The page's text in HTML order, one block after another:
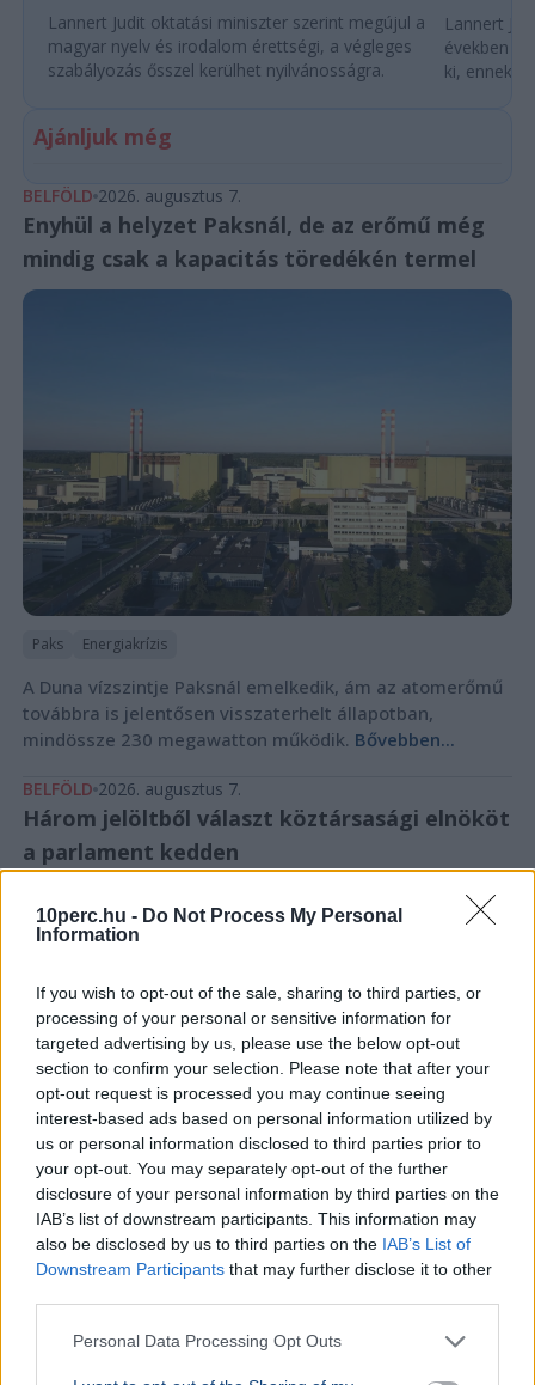
10perc.hu - Do Not Process My Personal
Information
If you wish to opt-out of the sale, sharing to third parties, or
processing of your personal or sensitive information for
targeted advertising by us, please use the below opt-out
section to confirm your selection. Please note that after your
opt-out request is processed you may continue seeing
interest-based ads based on personal information utilized by
us or personal information disclosed to third parties prior to
your opt-out. You may separately opt-out of the further
disclosure of your personal information by third parties on the
IAB’s list of downstream participants. This information may
also be disclosed by us to third parties on the IAB’s List of
Downstream Participants that may further disclose it to other
Personal Data Processing Opt Outs
Lannert Judit oktatási miniszter szerint megújul a
magyar nyelv és irodalom érettségi, a végleges
szabályozás ősszel kerülhet nyilvánosságra.
Lannert
években
ki, ennek
Ajánljuk még
BELFÖLD 2026. augusztus 7.
Enyhül a helyzet Paksnál, de az erőmű még
mindig csak a kapacitás töredékén termel
Paks Energiakrízis
A Duna vízszintje Paksnál emelkedik, ám az atomerőmű
továbbra is jelentősen visszaterhelt állapotban,
mindössze 230 megawatton működik. Bővebben...
BELFÖLD 2026. augusztus 7.
Három jelöltből választ köztársasági elnököt
a parlament kedden